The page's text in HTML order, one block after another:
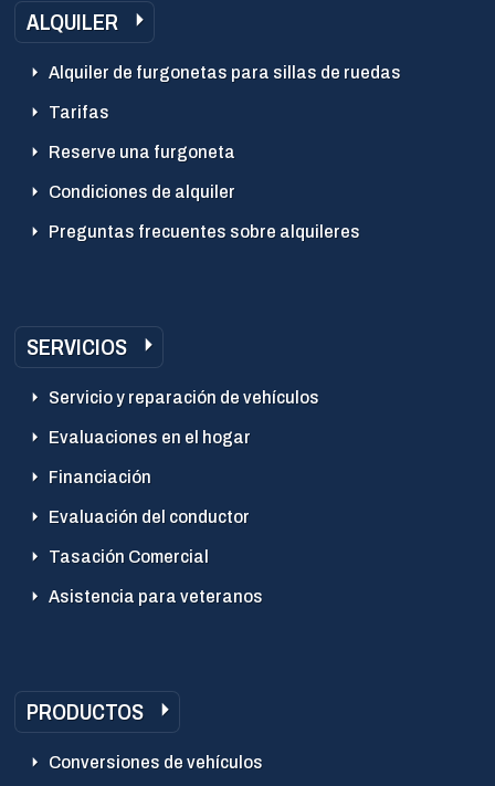
ALQUILER
Alquiler de furgonetas para sillas de ruedas
Tarifas
Reserve una furgoneta
Condiciones de alquiler
Preguntas frecuentes sobre alquileres
SERVICIOS
Servicio y reparación de vehículos
Evaluaciones en el hogar
Financiación
Evaluación del conductor
Tasación Comercial
Asistencia para veteranos
PRODUCTOS
Conversiones de vehículos